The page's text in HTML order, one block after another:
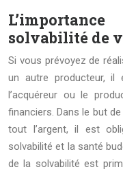
solvabilité de
Si vous prévoyez de
un autre producteur, il
l’acquéreur ou le
financiers. Dans le but
tout l’argent, il est
solvabilité et la santé
de la solvabilité est